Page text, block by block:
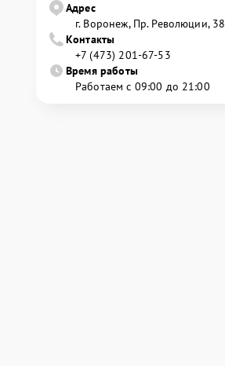
Адрес
г. Воронеж, Пр. Революции, 38
Контакты
+7 (473) 201-67-53
Время работы
Работаем с 09:00 до 21:00